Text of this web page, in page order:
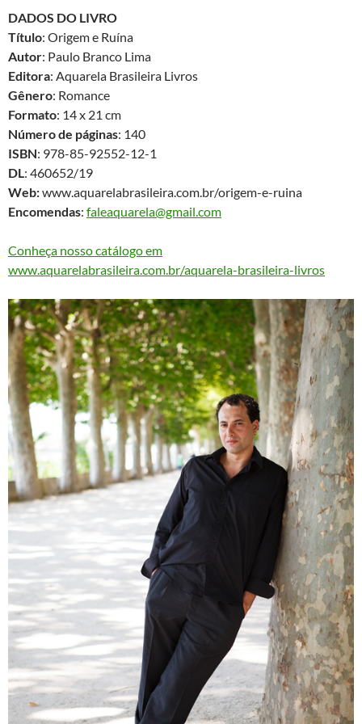
DADOS DO LIVRO
Título: Origem e Ruína
Autor: Paulo Branco Lima
Editora: Aquarela Brasileira Livros
Gênero: Romance
Formato: 14 x 21 cm
Número de páginas: 140
ISBN: 978-85-92552-12-1
DL: 460652/19
Web:www.aquarelabrasileira.com.br/origem-e-ruina
Encomendas: faleaquarela@gmail.com
Conheça nosso catálogo em
www.aquarelabrasileira.com.br/aquarela-brasileira-livros